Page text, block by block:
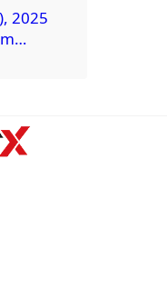
2025